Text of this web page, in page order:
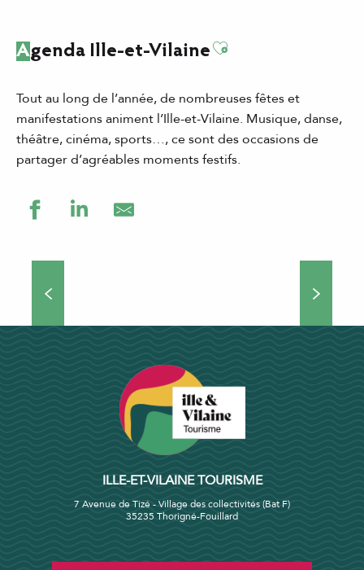
Agenda Ille-et-VilaineAjouter aux
Tout au long de l’année, de nombreuses fêtes et
manifestations animent l’Ille-et-Vilaine. Musique, danse,
théâtre, cinéma, sports…, ce sont des occasions de
partager d’agréables moments festifs.
Théâtre de rue, concerts, manifestations culturelles et
sportives… Si vous choisissez de venir séjourner en Ille-
DÉCOUVRIR
ILLE-ET-VILAINE TOURISME
7 Avenue de Tizé - Village des collectivités (Bat F)
35235 Thorigné-Fouillard